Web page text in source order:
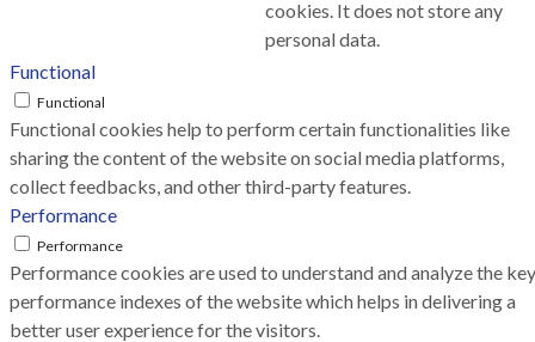
cookies. It does not store any
personal data.
Functional
Functional
Functional cookies help to perform certain functionalities like
sharing the content of the website on social media platforms,
collect feedbacks, and other third-party features.
Performance
Performance
Performance cookies are used to understand and analyze the key
performance indexes of the website which helps in delivering a
better user experience for the visitors.